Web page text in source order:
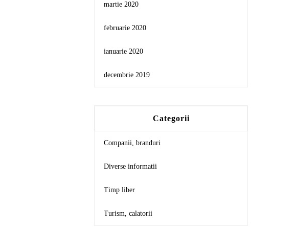
martie 2020
februarie 2020
ianuarie 2020
decembrie 2019
Categorii
Companii, branduri
Diverse informatii
Timp liber
Turism, calatorii